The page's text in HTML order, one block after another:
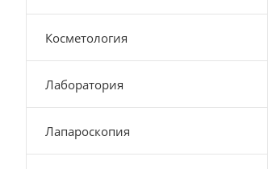
Косметология
Лаборатория
Лапароскопия